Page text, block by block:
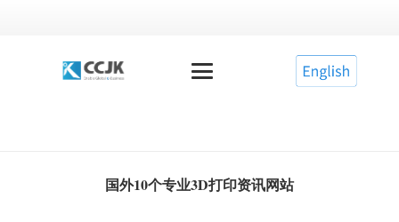
国外10个专业3D打印资讯网站